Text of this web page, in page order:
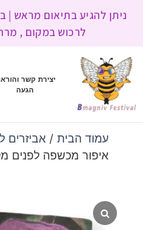
לרכוש במקום , מרחוב
יצירת קשר
הגעה
עמוד הבית/ אביזרים
איפור מכשפה לפנים